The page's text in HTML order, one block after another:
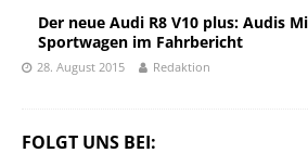
Der neue Audi R8 V10 plus: Audis
Sportwagen im Fahrbericht
28. August 2015 Redaktion
FOLGT UNS BEI: